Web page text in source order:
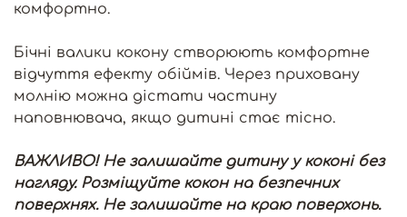
комфортно.
Бічні валики кокону створюють комфортне
відчуття ефекту обіймів. Через приховану
молнію можна дістати частину
наповнювача, якщо дитині стає тісно.
ВАЖЛИВО! Не залишайте дитину у коконі без
нагляду. Розміщуйте кокон на безпечних
поверхнях. Не залишайте на краю поверхонь.